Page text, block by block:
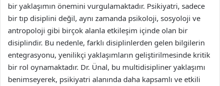
bir yaklaşımın önemini vurgulamaktadır. Psikiyatri, sadece
bir tıp disiplini değil, aynı zamanda psikoloji, sosyoloji ve
antropoloji gibi birçok alanla etkileşim içinde olan bir
disiplindir. Bu nedenle, farklı disiplinlerden gelen bilgilerin
entegrasyonu, yenilikçi yaklaşımların geliştirilmesinde kritik
bir rol oynamaktadır. Dr. Ünal, bu multidisipliner yaklaşımı
benimseyerek, psikiyatri alanında daha kapsamlı ve etkili